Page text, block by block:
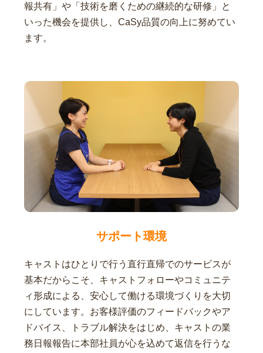
報共有」や「技術を磨くための継続的な研修」と
いった機会を提供し、CaSy品質の向上に努めてい
ます。
サポート環境
キャストはひとりで行う直行直帰でのサービスが
基本だからこそ、キャストフォローやコミュニテ
ィ形成による、安心して働ける環境づくりを大切
にしています。お客様評価のフィードバックやア
ドバイス、トラブル解決をはじめ、キャストの業
務日報報告に本部社員が心を込めて返信を行うな